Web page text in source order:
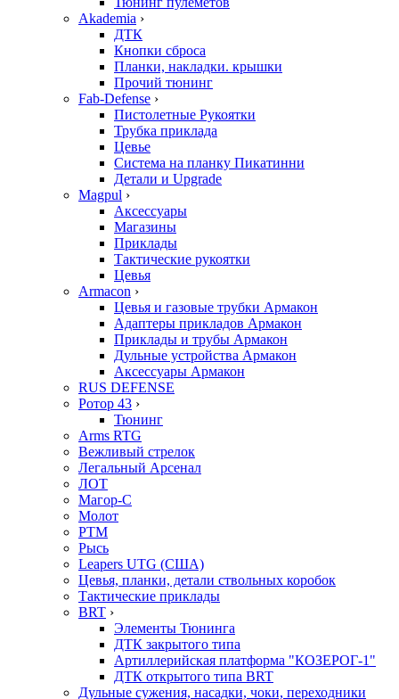
Akademia ›
ДТК
Кнопки сброса
Планки, накладки. крышки
Прочий тюнинг
Fab-Defense ›
Пистолетные Рукоятки
Трубка приклада
Цевье
Система на планку Пикатинни
Детали и Upgrade
Magpul ›
Аксессуары
Магазины
Приклады
Тактические рукоятки
Цевья
Armacon ›
Цевья и газовые трубки Армакон
Адаптеры прикладов Армакон
Приклады и трубы Армакон
Дульные устройства Армакон
Аксессуары Армакон
RUS DEFENSE
Ротор 43 ›
Тюнинг
Arms RTG
Вежливый стрелок
Легальный Арсенал
ЛОТ
Магор-С
Молот
РТМ
Рысь
Leapers UTG (США)
Цевья, планки, детали ствольных коробок
Тактические приклады
BRT ›
Элементы Тюнинга
ДТК закрытого типа
Артиллерийская платформа "КОЗЕРОГ-1"
ДТК открытого типа BRT
Дульные сужения, насадки, чоки, переходники